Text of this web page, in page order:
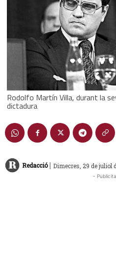
Rodolfo Martín Villa, durant la
dictadura
Redacció | Dimecres, 29 de juliol
-